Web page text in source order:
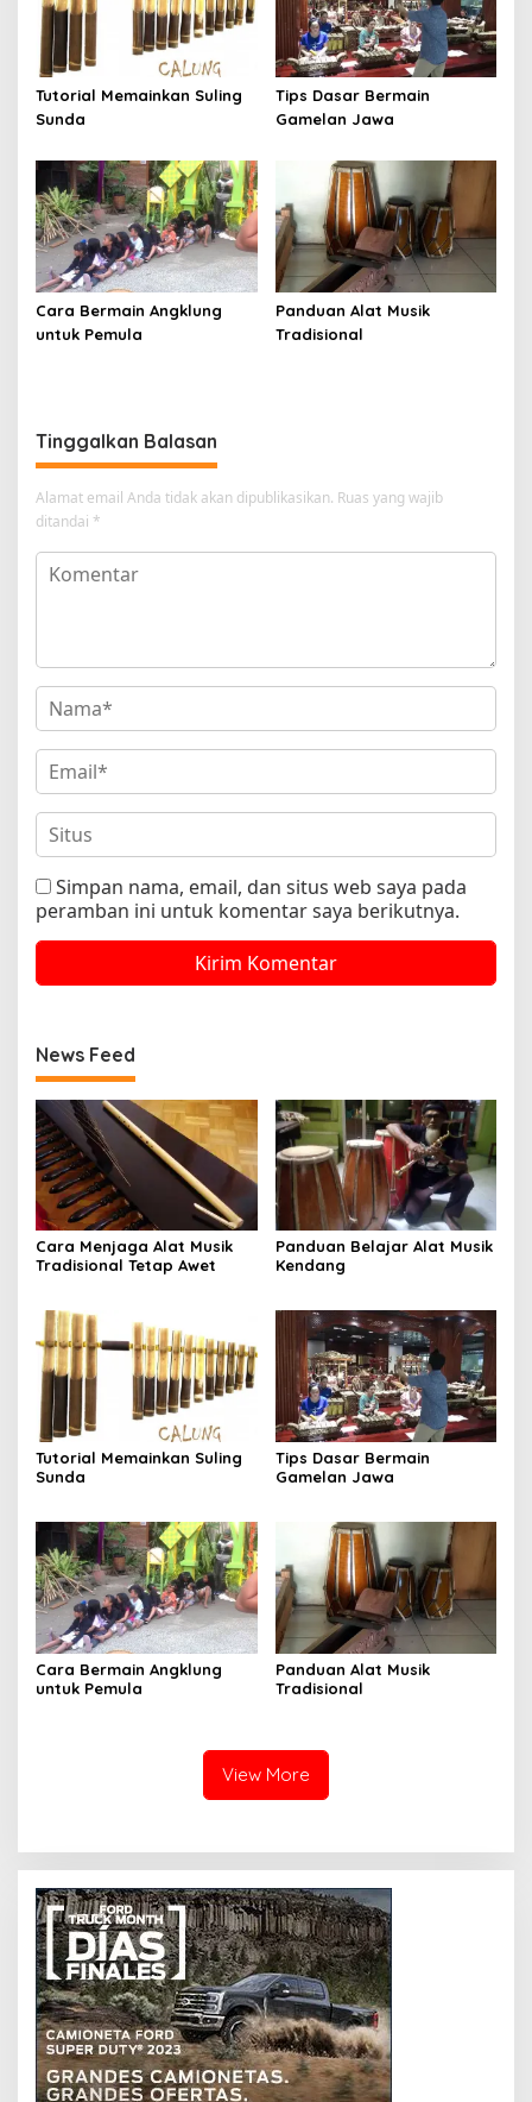
Tutorial Memainkan Suling
Sunda
Tips Dasar Bermain
Gamelan Jawa
Cara Bermain Angklung
untuk Pemula
Panduan Alat Musik
Tradisional
Tinggalkan Balasan
Alamat email Anda tidak akan dipublikasikan. Ruas yang wajib
ditandai *
Simpan nama, email, dan situs web saya pada
peramban ini untuk komentar saya berikutnya.
News Feed
Cara Menjaga Alat Musik
Tradisional Tetap Awet
Panduan Belajar Alat Musik
Kendang
Tutorial Memainkan Suling
Sunda
Tips Dasar Bermain
Gamelan Jawa
Cara Bermain Angklung
untuk Pemula
Panduan Alat Musik
Tradisional
View More